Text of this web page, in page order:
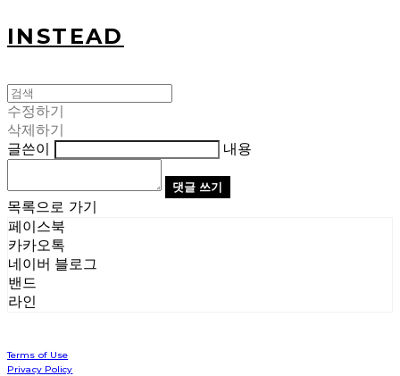
INSTEAD
수정하기
삭제하기
글쓴이
내용
댓글 쓰기
목록으로 가기
페이스북
카카오톡
네이버 블로그
밴드
라인
Terms of Use
Privacy Policy